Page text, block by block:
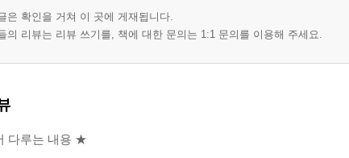
사항
를 갖는 이유
은 확인을 거쳐 이 곳에 게재됩니다.
의 리뷰는 리뷰 쓰기를, 책에 대한 문의는 1:1 문의를 이용해 주세요.
다루는 내용 ★